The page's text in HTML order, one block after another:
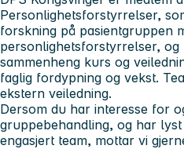
Personlighetsforstyrrelser,
forskning på pasientgruppen
personlighetsforstyrrelser, og
sammenheng kurs og
faglig fordypning og vekst.
ekstern veiledning.
Dersom du har interesse for
gruppebehandling, og har
engasjert team, mottar vi